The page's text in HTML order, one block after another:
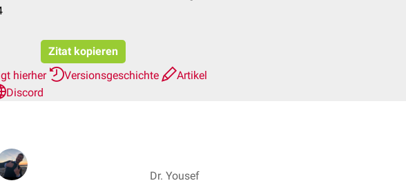
Zitat kopieren
hierher
Versionsgeschichte
Artikel
Discord
Dr. Yousef